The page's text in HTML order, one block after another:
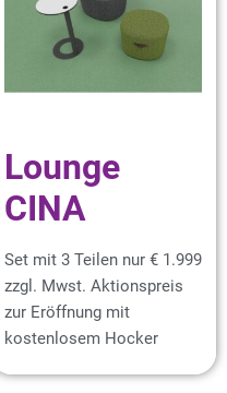
Lounge
CINA
Set mit 3 Teilen nur € 1.999
zzgl. Mwst. Aktionspreis
zur Eröffnung mit
kostenlosem Hocker